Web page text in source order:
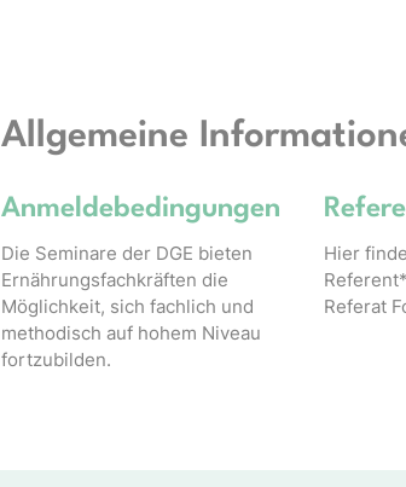
Allgemeine
Anmeldebedingungen
Die Seminare der DGE bieten
Ernährungsfachkräften die
Möglichkeit, sich fachlich und
methodisch auf hohem Niveau
fortzubilden.
Hier
Referat